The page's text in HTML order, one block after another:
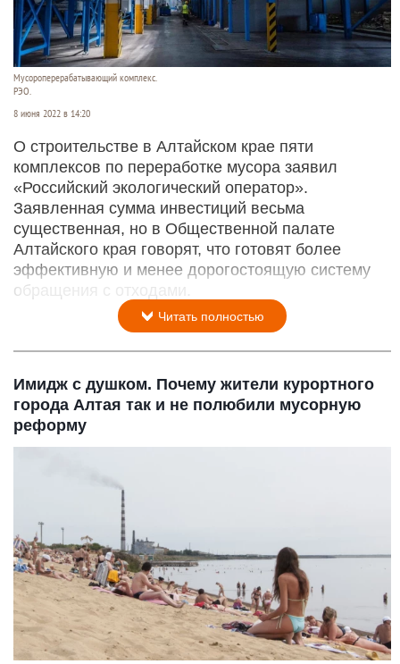
Мусороперерабатывающий комплекс.
РЭО.
8 июня 2022 в 14:20
О строительстве в Алтайском крае пяти
комплексов по переработке мусора заявил
«Российский экологический оператор».
Заявленная сумма инвестиций весьма
существенная, но в Общественной палате
Алтайского края говорят, что готовят более
эффективную и менее дорогостоящую систему
обращения с отходами.
Читать полностью
Имидж с душком. Почему жители курортного
города Алтая так и не полюбили мусорную
реформу